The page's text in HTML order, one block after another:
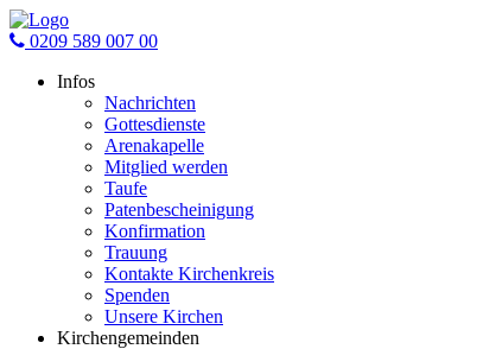
0209 589 007 00
Infos
Nachrichten
Gottesdienste
Arenakapelle
Mitglied werden
Taufe
Patenbescheinigung
Konfirmation
Trauung
Kontakte Kirchenkreis
Spenden
Unsere Kirchen
Kirchengemeinden